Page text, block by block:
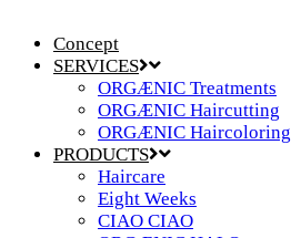
Concept
SERVICES
ORGÆNIC Treatments
ORGÆNIC Haircutting
ORGÆNIC Haircoloring
PRODUCTS
Haircare
Eight Weeks
CIAO CIAO